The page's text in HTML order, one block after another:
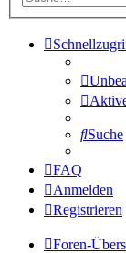
Suche
FAQ
Anmelden
Registrieren
Foren-